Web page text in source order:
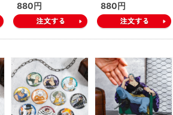
880円
880円